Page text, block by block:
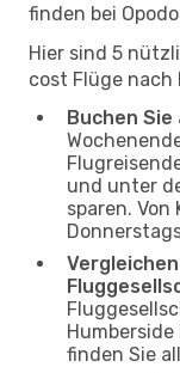
finden bei
Hier sind 5
cost Flüge nach
Buchen
und unter
sparen. Von
finden Sie